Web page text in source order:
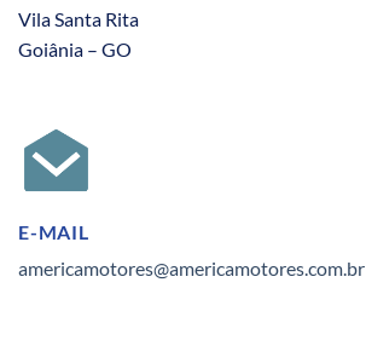
Vila Santa Rita
Goiânia – GO
E-MAIL
americamotores@americamotores.com.br